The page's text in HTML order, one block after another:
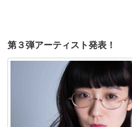
第３弾アーティスト発表！